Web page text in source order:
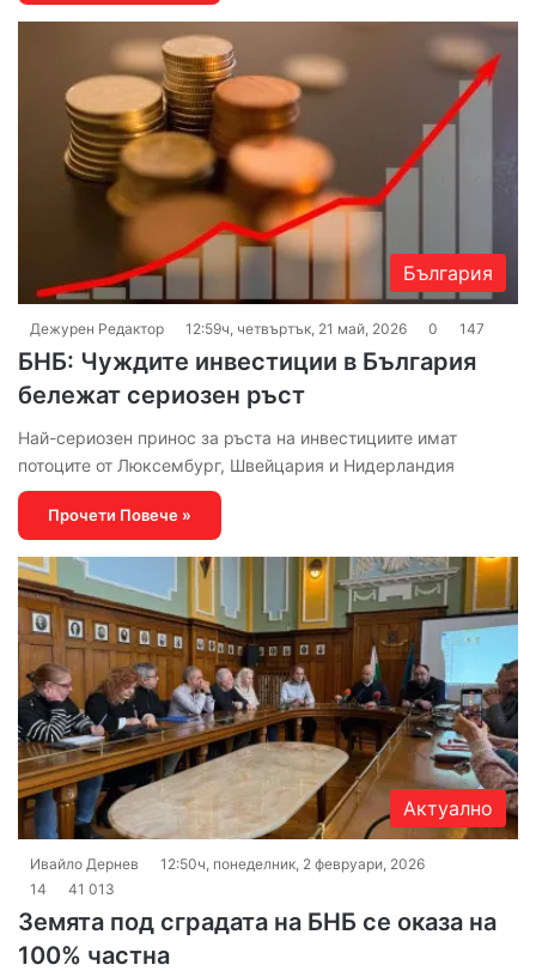
България
Дежурен Редактор 12:59ч, четвъртък, 21 май, 2026 0 147
БНБ: Чуждите инвестиции в България
бележат сериозен ръст
Най-сериозен принос за ръста на инвестициите имат
потоците от Люксембург, Швейцария и Нидерландия
Прочети Повече »
Актуално
Ивайло Дернев
12:50ч, понеделник, 2 февруари, 2026
14
41 013
Земята под сградата на БНБ се оказа на
100% частна